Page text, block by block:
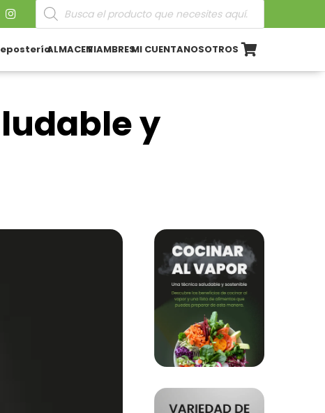
Búsqueda
de
productos
ALMACENFIAMBRESMI CUENTANOSOTROS
y